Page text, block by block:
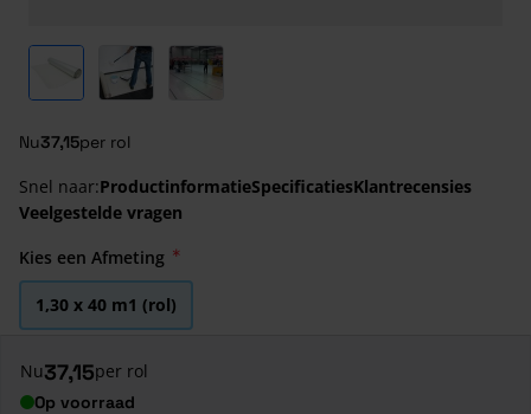
View larger image
View larger imageView larger image
Nu37,15per rol
Snel naar:ProductinformatieSpecificatiesKlantrecensies
Veelgestelde vragen
Kies een Afmeting
1,30 x 40 m1 (rol)
Nu37,15per rol
Op voorraad